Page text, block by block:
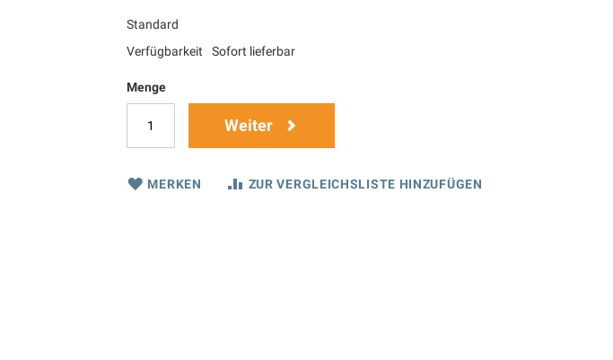
Standard
Verfügbarkeit
Sofort lieferbar
Menge
Weiter
MERKEN ZUR VERGLEICHSLISTE HINZUFÜGEN